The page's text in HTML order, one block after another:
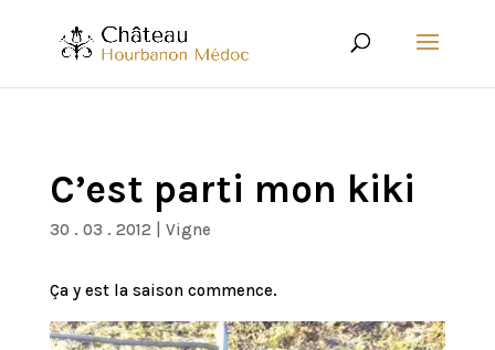
C’est parti mon kiki
30 . 03 . 2012 Vigne
Ça y est la saison commence.